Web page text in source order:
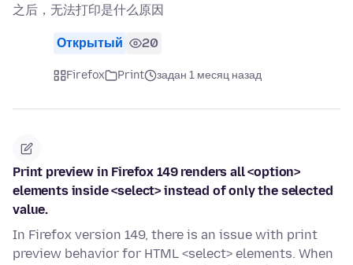
之后，无法打印是什么原因
Открытый 20
Firefox Print задан 1 месяц назад
Print preview in Firefox 149 renders all <option>
elements inside <select> instead of only the selected
value.
In Firefox version 149, there is an issue with print
preview behavior for HTML <select> elements. When